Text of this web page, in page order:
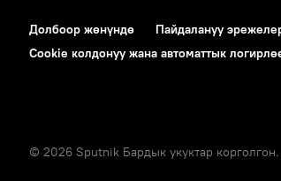
Долбоор жөнүндө Пайдалануу
Cookie колдонуу жана автоматтык
© 2026 Sputnik Бардык укуктар корголгон.